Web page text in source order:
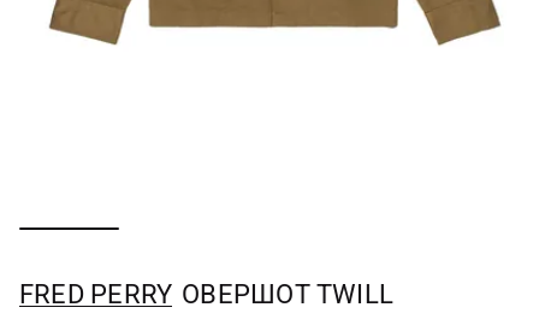
FRED PERRY ОВЕРШОТ TWILL